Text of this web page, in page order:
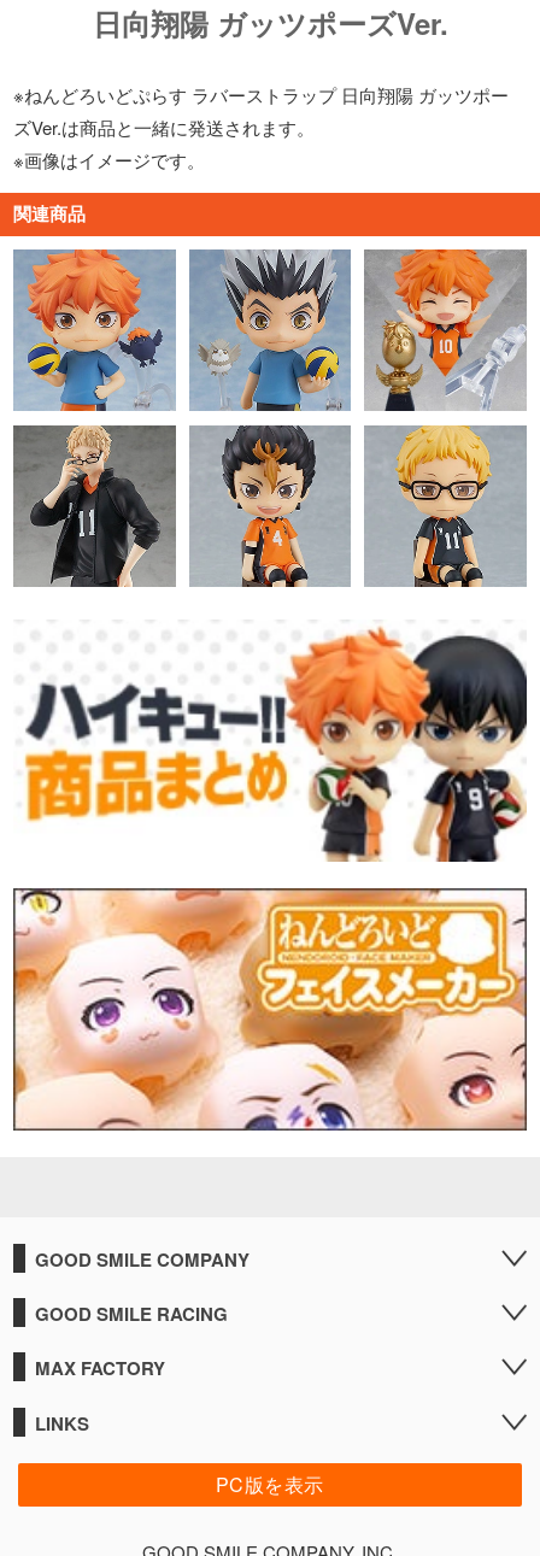
日向翔陽 ガッツポーズVer.
※ねんどろいどぷらす ラバーストラップ 日向翔陽 ガッツポー
ズVer.は商品と一緒に発送されます。
※画像はイメージです。
関連商品
GOOD SMILE COMPANY
GOOD SMILE RACING
MAX FACTORY
LINKS
PC版を表示